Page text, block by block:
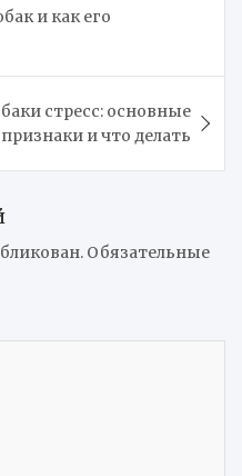
и как его
стресс: основные
признаки и что делать
Обязательные